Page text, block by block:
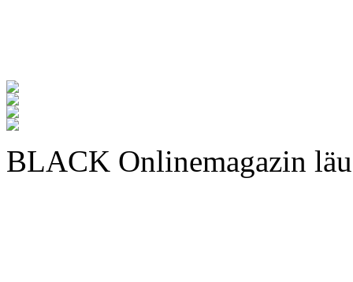
BLACK Onlinemagazin